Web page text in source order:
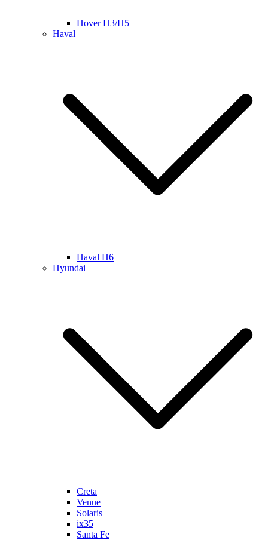
Hover H3/H5
Haval
Haval H6
Hyundai
Creta
Venue
Solaris
ix35
Santa Fe